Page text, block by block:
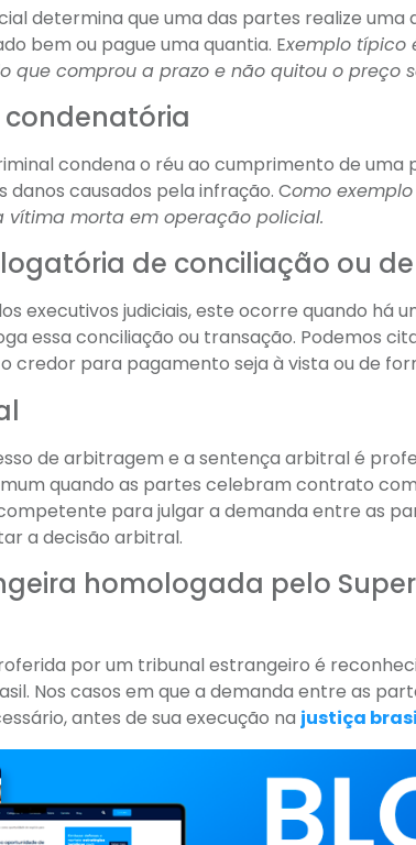
determina que uma das partes realize
bem ou pague uma quantia. Exemplo típico
que comprou a prazo e não quitou o preço
condena o réu ao cumprimento de uma
causados pela infração. Como
vítima morta em operação policial.
de conciliação ou
executivos judiciais, este ocorre quando há
essa conciliação ou transação. Podemos
credor para pagamento seja à vista ou de
de arbitragem e a sentença arbitral é
quando as partes celebram contrato
para julgar a demanda entre as
a decisão arbitral.
homologada pelo
por um tribunal estrangeiro é
Nos casos em que a demanda entre as
antes de sua execução na justiça